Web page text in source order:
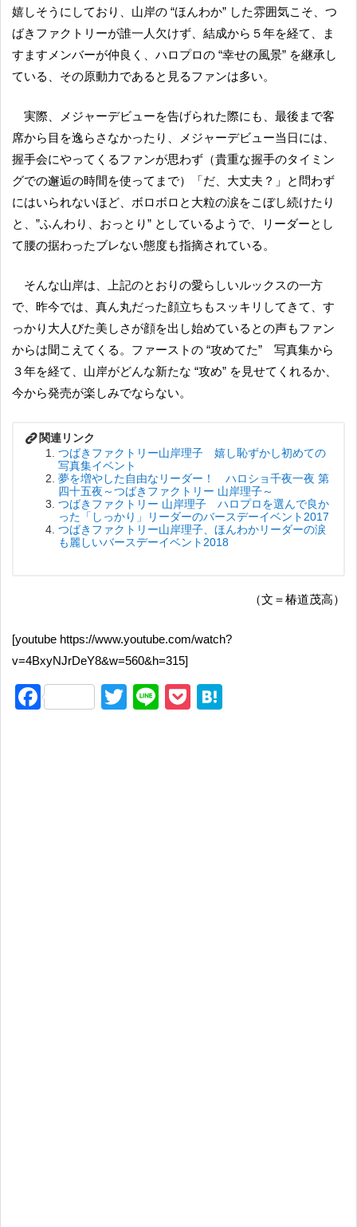
嬉しそうにしており、山岸の “ほんわか” した雰囲気こそ、つ
ばきファクトリーが誰一人欠けず、結成から５年を経て、ま
すますメンバーが仲良く、ハロプロの “幸せの風景” を継承し
ている、その原動力であると見るファンは多い。
実際、メジャーデビューを告げられた際にも、最後まで客
席から目を逸らさなかったり、メジャーデビュー当日には、
握手会にやってくるファンが思わず（貴重な握手のタイミン
グでの邂逅の時間を使ってまで）「だ、大丈夫？」と問わず
にはいられないほど、ボロボロと大粒の涙をこぼし続けたり
と、”ふんわり、おっとり” としているようで、リーダーとし
て腰の据わったブレない態度も指摘されている。
そんな山岸は、上記のとおりの愛らしいルックスの一方
で、昨今では、真ん丸だった顔立ちもスッキリしてきて、す
っかり大人びた美しさが顔を出し始めているとの声もファン
からは聞こえてくる。ファーストの “攻めてた” 写真集から
３年を経て、山岸がどんな新たな “攻め” を見せてくれるか、
今から発売が楽しみでならない。
つばきファクトリー山岸理子 嬉し恥ずかし初めての
写真集イベント
夢を増やした自由なリーダー！ ハロショ千夜一夜 第
四十五夜～つばきファクトリー 山岸理子～
つばきファクトリー 山岸理子 ハロプロを選んで良か
った「しっかり」リーダーのバースデーイベント2017
つばきファクトリー山岸理子、ほんわかリーダーの涙
も麗しいバースデーイベント2018
（文＝椿道茂高）
[youtube https://www.youtube.com/watch?
v=4BxyNJrDeY8&w=560&h=315]
F
T
Li
P